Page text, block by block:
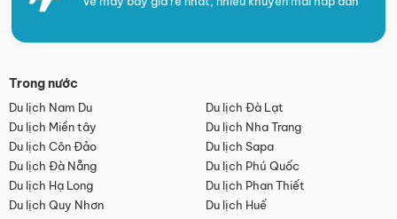
Trong nước
Du lịch Nam Du
Du lịch Đà Lạt
Du lịch Miền tây
Du lịch Nha Trang
Du lịch Côn Đảo
Du lịch Sapa
Du lịch Đà Nẵng
Du lịch Phú Quốc
Du lịch Hạ Long
Du lịch Phan Thiết
Du lịch Quy Nhơn
Du lịch Huế